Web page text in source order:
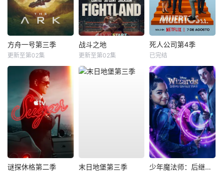
方舟一号第三季
更新至第02集
战斗之地
更新至第02集
死人公司第4季
已完结
谜探休格第二季 末日地堡第三季 少年魔法师：后继者第三季